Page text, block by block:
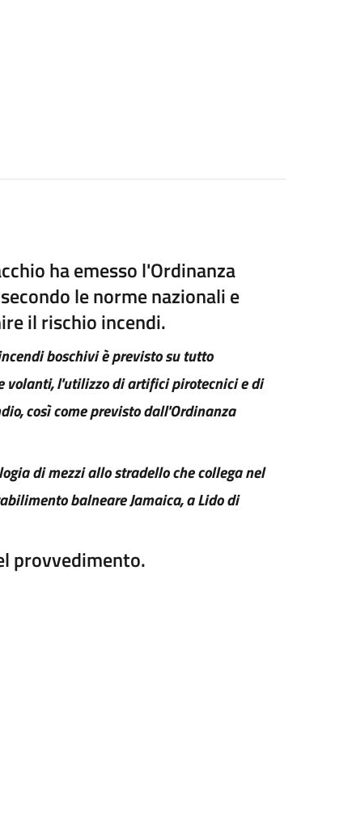
ha emesso l'Ordinanza
le norme nazionali e
il rischio incendi.
boschivi è previsto su tutto
volanti, l'utilizzo di artifici pirotecnici e di
così come previsto dall'Ordinanza
di mezzi allo stradello che collega nel
balneare Jamaica, a Lido di
provvedimento.